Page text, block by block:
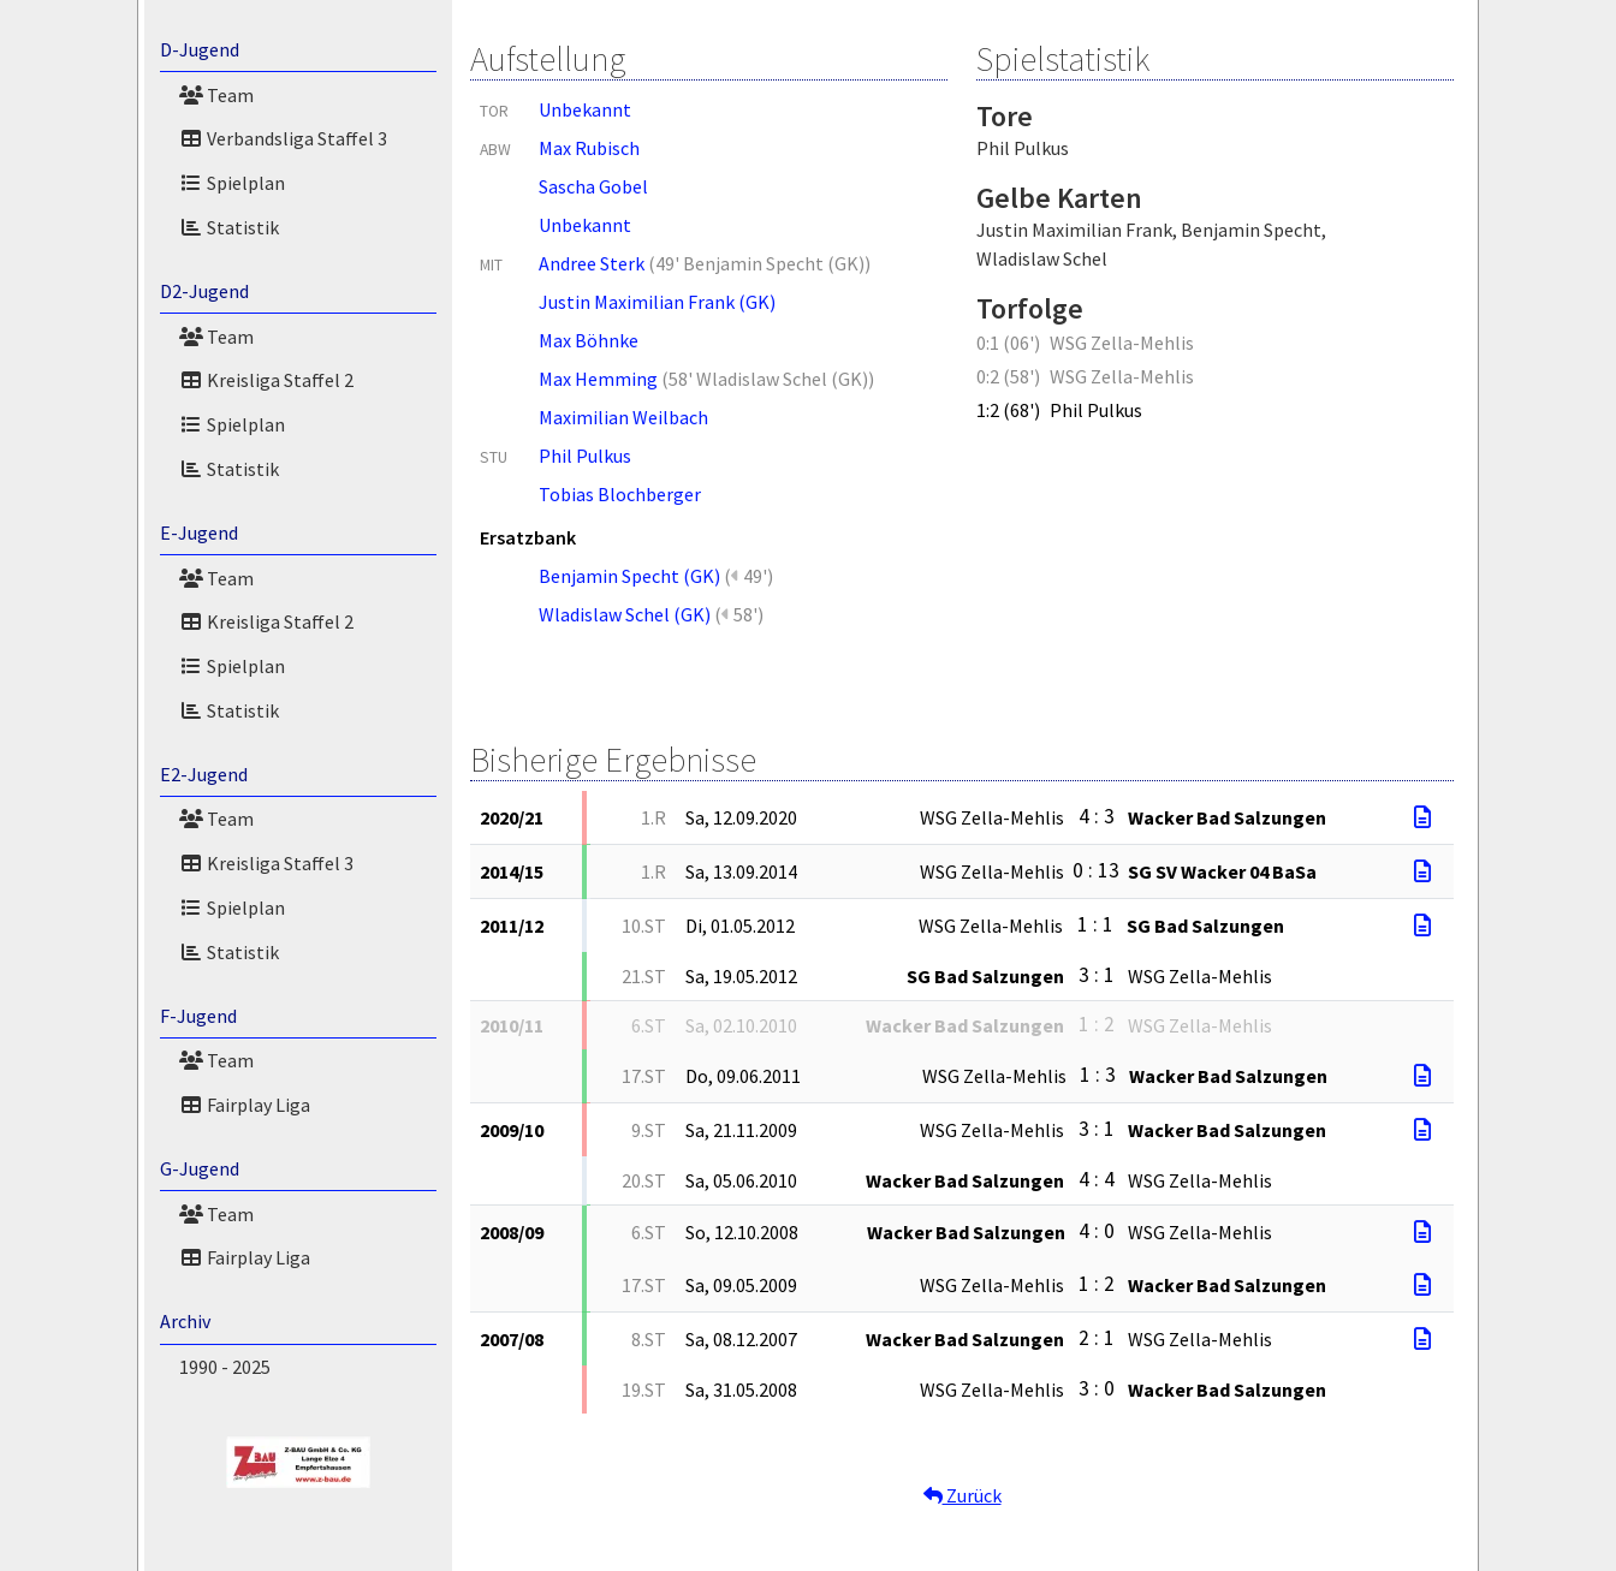
D-Jugend
Team
Verbandsliga Staffel 3
Spielplan
Statistik
D2-Jugend
Team
Kreisliga Staffel 2
Spielplan
Statistik
E-Jugend
Team
Kreisliga Staffel 2
Spielplan
Statistik
E2-Jugend
Team
Kreisliga Staffel 3
Spielplan
Statistik
F-Jugend
Team
Fairplay Liga
G-Jugend
Team
Fairplay Liga
Archiv
1990 - 2025
Aufstellung
TOR Unbekannt
ABW
Max Rubisch
Sascha Gobel
Unbekannt
MIT Andree Sterk (49' Benjamin Specht (GK))
Justin Maximilian Frank (GK)
Max Böhnke
Max Hemming (58' Wladislaw Schel (GK))
Maximilian Weilbach
STU
Phil Pulkus
Tobias Blochberger
Ersatzbank
Benjamin Specht (GK) ( 49')
Wladislaw Schel (GK) ( 58')
Spielstatistik
Tore
Phil Pulkus
Gelbe Karten
Justin Maximilian Frank, Benjamin Specht,
Wladislaw Schel
Torfolge
0:1 (06') WSG Zella-Mehlis
0:2 (58') WSG Zella-Mehlis
1:2 (68') Phil Pulkus
Bisherige Ergebnisse
2020/21 1.R Sa, 12.09.2020 WSG Zella-Mehlis 4 : 3 Wacker Bad Salzungen
2014/15 1.R Sa, 13.09.2014 WSG Zella-Mehlis 0 : 13 SG SV Wacker 04 BaSa
2011/12 10.ST Di, 01.05.2012 WSG Zella-Mehlis 1 : 1 SG Bad Salzungen
21.ST Sa, 19.05.2012 SG Bad Salzungen 3 : 1 WSG Zella-Mehlis
2010/11 6.ST Sa, 02.10.2010 Wacker Bad Salzungen 1 : 2 WSG Zella-Mehlis
17.ST Do, 09.06.2011 WSG Zella-Mehlis 1 : 3 Wacker Bad Salzungen
2009/10 9.ST Sa, 21.11.2009 WSG Zella-Mehlis 3 : 1 Wacker Bad Salzungen
20.ST Sa, 05.06.2010 Wacker Bad Salzungen 4 : 4 WSG Zella-Mehlis
2008/09 6.ST So, 12.10.2008 Wacker Bad Salzungen 4 : 0 WSG Zella-Mehlis
17.ST Sa, 09.05.2009 WSG Zella-Mehlis 1 : 2 Wacker Bad Salzungen
2007/08 8.ST Sa, 08.12.2007 Wacker Bad Salzungen 2 : 1 WSG Zella-Mehlis
19.ST Sa, 31.05.2008 WSG Zella-Mehlis 3 : 0 Wacker Bad Salzungen
Zurück